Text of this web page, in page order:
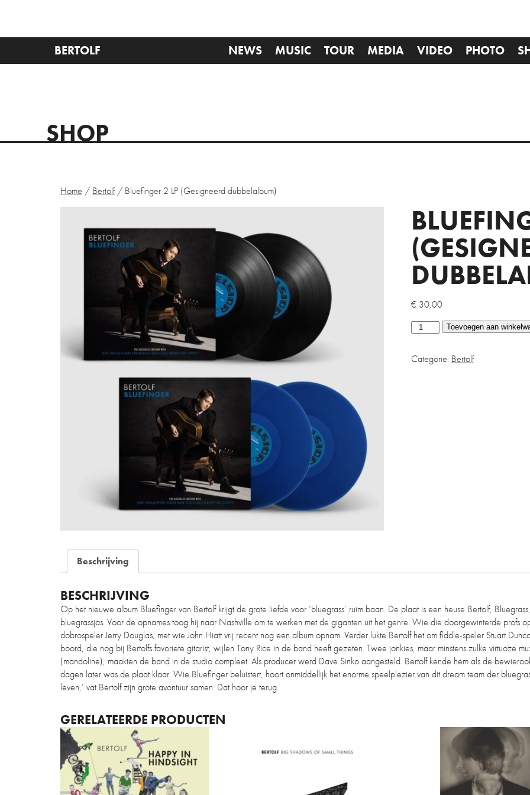
BERTOLF NEWS MUSIC TOUR MEDIA VIDEO PHOTO
SHOP
Home / Bertolf/ Bluefinger 2 LP (Gesigneerd dubbelalbum)
€ 30,00
Bluefinger
(Gesigneerd
Toevoegen aan
Categorie: Bertolf
Beschrijving
BESCHRIJVING
Op het nieuwe album Bluefinger van Bertolf krijgt de grote liefde voor ‘bluegrass’ ruim baan. De plaat is een heuse Bertolf,
bluegrassjas. Voor de opnames toog hij naar Nashville om te werken met de giganten uit het genre. Wie die doorgewinterde profs
dobrospeler Jerry Douglas, met wie John Hiatt vrij recent nog een album opnam. Verder lukte Bertolf het om fiddle-speler Stuart
boord, die nog bij Bertolfs favoriete gitarist, wijlen Tony Rice in de band heeft gezeten. Twee jonkies, maar minstens zulke virtuoze
(mandoline), maakten de band in de studio compleet. Als producer werd Dave Sinko aangesteld. Bertolf kende hem als de
dagen later was de plaat klaar. Wie Bluefinger beluistert, hoort onmiddellijk het enorme speelplezier van dit dream team der
leven,’ vat Bertolf zijn grote avontuur samen. Dat hoor je terug.
GERELATEERDE PRODUCTEN